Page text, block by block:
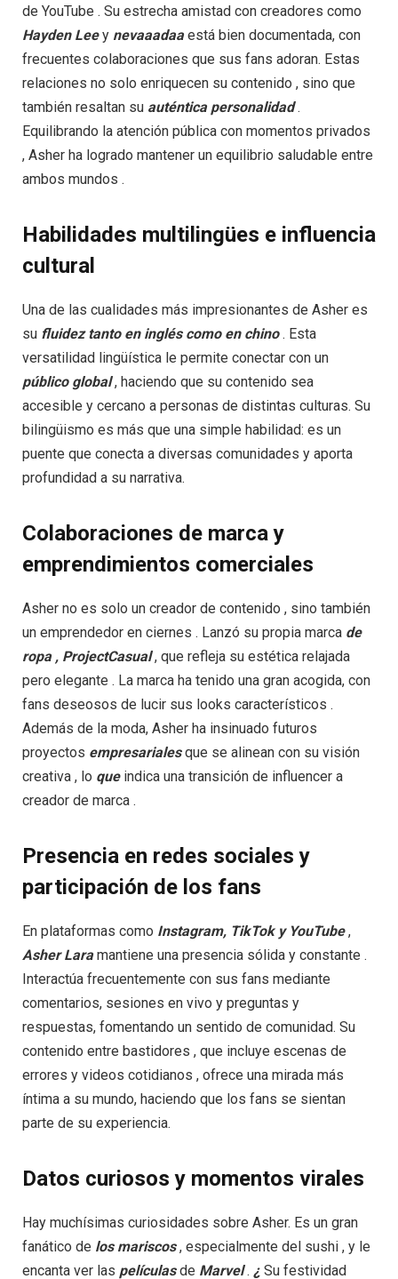
de YouTube . Su estrecha amistad con creadores como
Hayden Leey nevaaadaaestá bien documentada, con
frecuentes colaboraciones que sus fans adoran. Estas
relaciones no solo enriquecen su contenido , sino que
también resaltan su auténtica personalidad.
Equilibrando la atención pública con momentos privados
, Asher ha logrado mantener un equilibrio saludable entre
ambos mundos .
Habilidades multilingües e influencia
cultural
Una de las cualidades más impresionantes de Asher es
su fluideztanto en inglés como en chino. Esta
versatilidad lingüística le permite conectar con un
público global, haciendo que su contenido sea
accesible y cercano a personas de distintas culturas. Su
bilingüismo es más que una simple habilidad: es un
puente que conecta a diversas comunidades y aporta
profundidad a su narrativa.
Colaboraciones de marca y
emprendimientos comerciales
Asher no es solo un creador de contenido , sino también
un emprendedor en ciernes . Lanzó su propia marca de
ropa , ProjectCasual, que refleja su estética relajada
pero elegante . La marca ha tenido una gran acogida, con
fans deseosos de lucir sus looks característicos .
Además de la moda, Asher ha insinuado futuros
proyectos empresarialesque se alinean con su visión
creativa , lo queindica una transición de influencer a
creador de marca .
Presencia en redes sociales y
participación de los fans
En plataformas como Instagram, TikTok y YouTube,
Asher Laramantiene una presencia sólida y constante .
Interactúa frecuentemente con sus fans mediante
comentarios, sesiones en vivo y preguntas y
respuestas, fomentando un sentido de comunidad. Su
contenido entre bastidores , que incluye escenas de
errores y videos cotidianos , ofrece una mirada más
íntima a su mundo, haciendo que los fans se sientan
parte de su experiencia.
Datos curiosos y momentos virales
Hay muchísimas curiosidades sobre Asher. Es un gran
fanático de los mariscos, especialmente del sushi , y le
encanta ver las películasde Marvel. ¿ Su festividad